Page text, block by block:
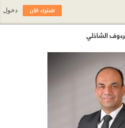
الشاذلي
اشترك الآن دخول